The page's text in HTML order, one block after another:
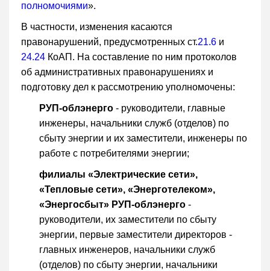
полномочиями».
В частности, изменения касаются
правонарушений, предусмотренных ст.21.6 и
24.24 КоАП. На составление по ним протоколов
об административных правонарушениях и
подготовку дел к рассмотрению уполномочены:
РУП-облэнерго - руководители, главные
инженеры, начальники служб (отделов) по
сбыту энергии и их заместители, инженеры по
работе с потребителями энергии;
филиалы «Электрические сети»,
«Тепловые сети», «Энерготелеком»,
«Энергосбыт» РУП-облэнерго -
руководители, их заместители по сбыту
энергии, первые заместители директоров -
главных инженеров, начальники служб
(отделов) по сбыту энергии, начальники